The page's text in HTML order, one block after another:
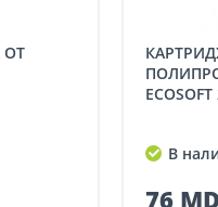
КАРТРИДЖ ИЗ
В
76